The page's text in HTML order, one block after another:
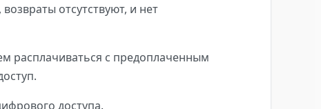
отсутствуют, и нет
расплачиваться с предоплаченным
доступа.